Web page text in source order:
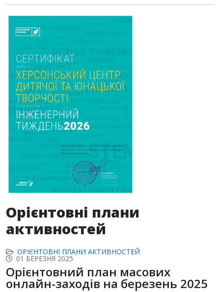
Орієнтовні плани
активностей
ОРІЄНТОВНІ ПЛАНИ АКТИВНОСТЕЙ
01 БЕРЕЗНЯ 2025
Орієнтовний план масових
онлайн-заходів на березень 2025